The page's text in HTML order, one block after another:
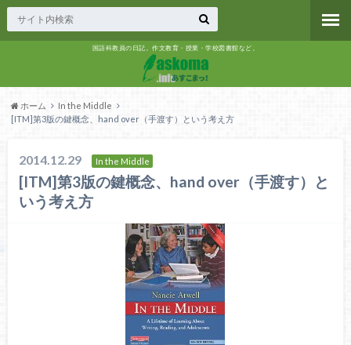
国語科教員の日記。作文教育・授業・学校図書館など。
ホーム
In the Middle
[ITM]第3版の鍵概念、hand over（手渡す）という考え方
2014.12.29 In the Middle
[ITM]第3版の鍵概念、hand over（手渡す）と
いう考え方